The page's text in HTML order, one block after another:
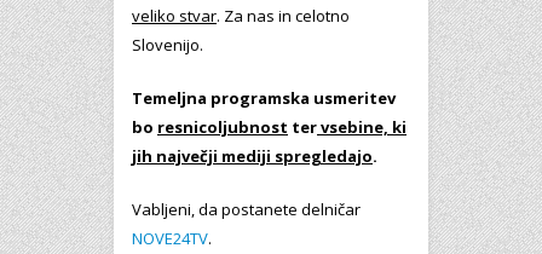
veliko stvar. Za nas in celotno
Slovenijo.
Temeljna programska usmeritev
bo resnicoljubnost tervsebine, ki
jih največji mediji spregledajo.
Vabljeni, da postanete delničar
NOVE24TV.